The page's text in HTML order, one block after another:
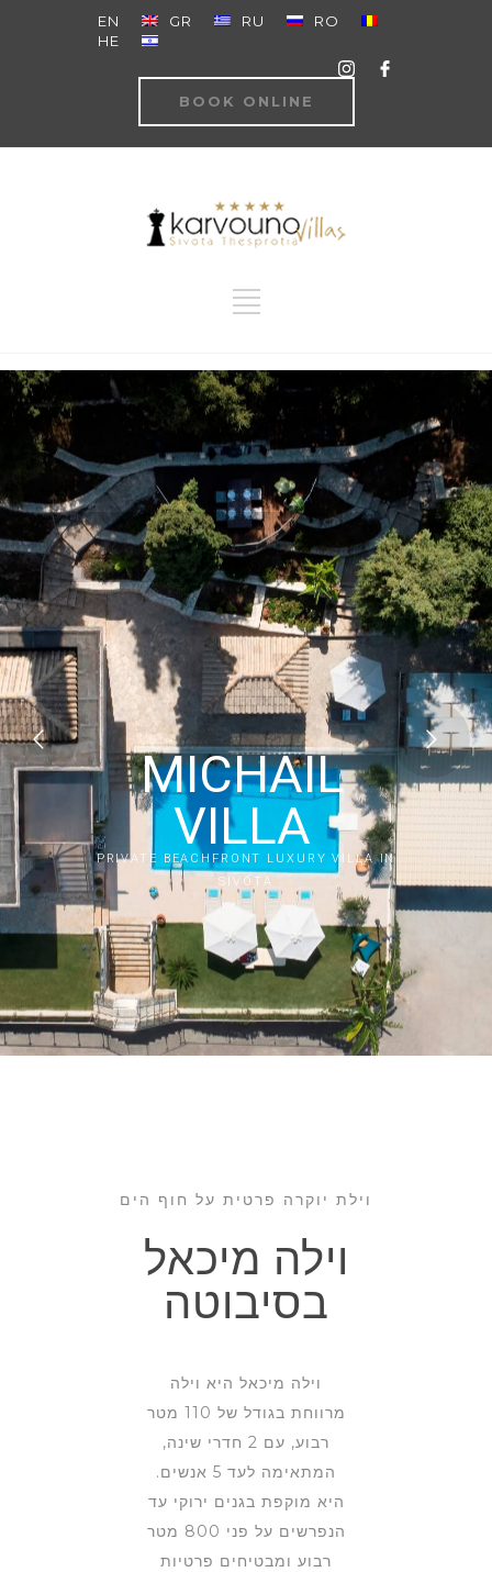
EN GR RU
RO
HE
BOOK ONLINE
MICHAIL
VILLA
PRIVATE BEACHFRONT LUXURY VILLA IN
SIVOTA
וילת יוקרה פרטית על חוף הים
וילה מיכאל
בסיבוטה
וילה מיכאל היא וילה
מרווחת בגודל של 110 מטר
רבוע, עם 2 חדרי שינה,
המתאימה לעד 5 אנשים.
היא מוקפת בגנים ירוקי עד
הנפרשים על פני 800 מטר
רבוע ומבטיחים פרטיות